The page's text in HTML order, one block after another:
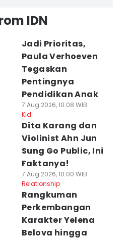
IDN
Jadi Prioritas,
Paula Verhoeven
Tegaskan
Pentingnya
Pendidikan Anak
7 Aug 2026, 10:08 WIB
Kid
Dita Karang dan
Violinist Ahn Jun
Sung Go Public, Ini
Faktanya!
7 Aug 2026, 10:00 WIB
Relationship
Rangkuman
Perkembangan
Karakter Yelena
Belova hingga